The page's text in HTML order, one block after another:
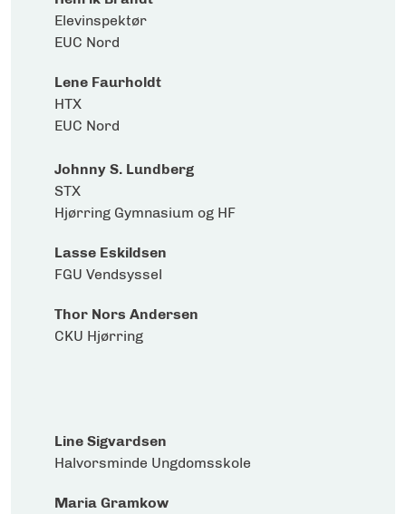
Elevinspektør
EUC Nord
Lene Faurholdt
HTX
EUC Nord
Johnny S. Lundberg
STX
Hjørring Gymnasium og HF
Lasse Eskildsen
FGU Vendsyssel
Thor Nors Andersen
CKU Hjørring
Line Sigvardsen
Halvorsminde Ungdomsskole
Maria Gramkow